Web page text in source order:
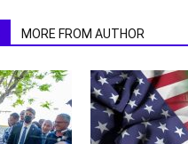
MORE FROM AUTHOR